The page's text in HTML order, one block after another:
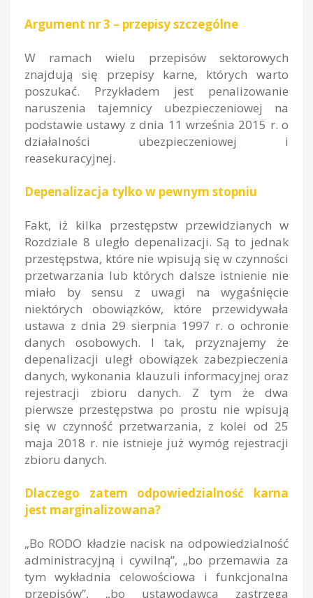
Argument nr 3 – przepisy szczególne
W ramach wielu przepisów sektorowych
znajdują się przepisy karne, których warto
poszukać. Przykładem jest penalizowanie
naruszenia tajemnicy ubezpieczeniowej na
podstawie ustawy z dnia 11 września 2015 r. o
działalności ubezpieczeniowej i
reasekuracyjnej.
Depenalizacja tylko w pewnym stopniu
Fakt, iż kilka przestępstw przewidzianych w
Rozdziale 8 uległo depenalizacji. Są to jednak
przestępstwa, które nie wpisują się w czynności
przetwarzania lub których dalsze istnienie nie
miało by sensu z uwagi na wygaśnięcie
niektórych obowiązków, które przewidywała
ustawa z dnia 29 sierpnia 1997 r. o ochronie
danych osobowych. I tak, przyznajemy że
depenalizacji uległ obowiązek zabezpieczenia
danych, wykonania klauzuli informacyjnej oraz
rejestracji zbioru danych. Z tym że dwa
pierwsze przestępstwa po prostu nie wpisują
się w czynność przetwarzania, z kolei od 25
maja 2018 r. nie istnieje już wymóg rejestracji
zbioru danych.
Dlaczego zatem odpowiedzialność karna
jest marginalizowana?
„Bo RODO kładzie nacisk na odpowiedzialność
administracyjną i cywilną”, „bo przemawia za
tym wykładnia celowościowa i funkcjonalna
przepisów”, „bo ustawodawca zastrzega